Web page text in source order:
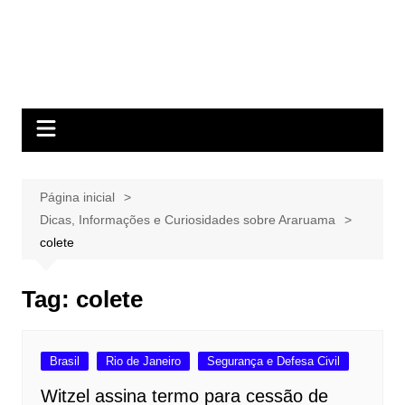
Página inicial
Dicas, Informações e Curiosidades sobre Araruama
colete
Tag: colete
Brasil Rio de Janeiro Segurança e Defesa Civil
Witzel assina termo para cessão de